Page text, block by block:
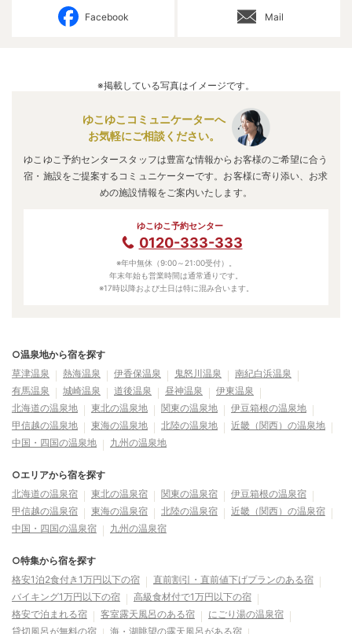
Facebook Mail
※掲載している写真はイメージです。
ゆこゆこコミュニケーターへ
お気軽にご相談ください。
ゆこゆこ予約センタースタッフは豊富な情報からお客様のご希望に合う
宿・施設をご提案するコミュニケーターです。お客様に寄り添い、お求
めの施設情報をご案内いたします。
ゆこゆこ予約センター
0120-333-333
※年中無休（9:00～21:00受付）。
年末年始も営業時間は通常通りです。
※17時以降および土日は特に混み合います。
○温泉地から宿を探す
草津温泉
熱海温泉 伊香保温泉 鬼怒川温泉
南紀白浜温泉
有馬温泉
城崎温泉 道後温泉 昼神温泉
伊東温泉
北海道の温泉地
東北の温泉地 関東の温泉地
伊豆箱根の温泉地
甲信越の温泉地
東海の温泉地 北陸の温泉地
近畿（関西）の温泉地
中国・四国の温泉地
九州の温泉地
○エリアから宿を探す
北海道の温泉宿
東北の温泉宿 関東の温泉宿
伊豆箱根の温泉宿
甲信越の温泉宿
東海の温泉宿 北陸の温泉宿
近畿（関西）の温泉宿
中国・四国の温泉宿
九州の温泉宿
○特集から宿を探す
格安1泊2食付き1万円以下の宿
直前割引・直前値下げプランのある宿
バイキング1万円以下の宿
高級食材付で1万円以下の宿
格安で泊まれる宿
客室露天風呂のある宿
にごり湯の温泉宿
貸切風呂が無料の宿
海・湖眺望の露天風呂がある宿